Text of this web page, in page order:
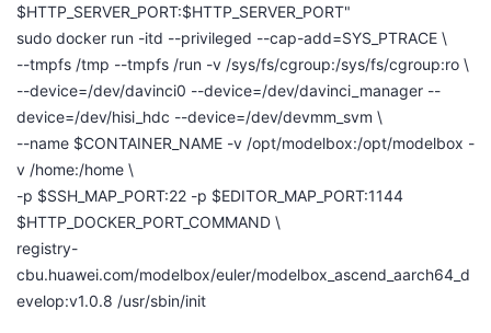
$HTTP_SERVER_PORT:$HTTP_SERVER_PORT"
sudo docker run -itd --privileged --cap-add=SYS_PTRACE \
--tmpfs /tmp --tmpfs /run -v /sys/fs/cgroup:/sys/fs/cgroup:ro \
--device=/dev/davinci0 --device=/dev/davinci_manager --
device=/dev/hisi_hdc --device=/dev/devmm_svm \
--name $CONTAINER_NAME -v /opt/modelbox:/opt/modelbox -
v /home:/home \
-p $SSH_MAP_PORT:22 -p $EDITOR_MAP_PORT:1144
$HTTP_DOCKER_PORT_COMMAND \
registry-
cbu.huawei.com/modelbox/euler/modelbox_ascend_aarch64_d
evelop:v1.0.8 /usr/sbin/init